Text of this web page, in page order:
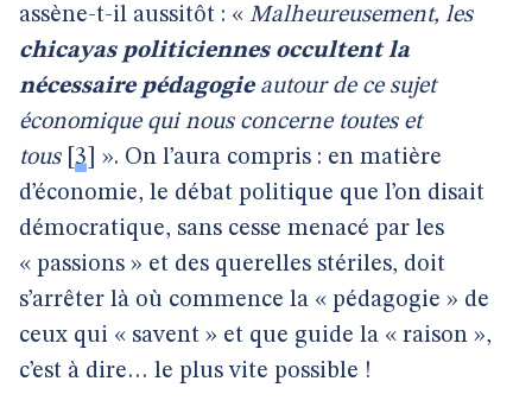
assène-t-il aussitôt : « Malheureusement, les
chicayas politiciennes occultent la
nécessaire pédagogieautour de ce sujet
économique qui nous concerne toutes et
tous[ 3
». On l’aura compris : en matière
d’économie, le débat politique que l’on disait
démocratique, sans cesse menacé par les
« passions » et des querelles stériles, doit
s’arrêter là où commence la « pédagogie » de
ceux qui « savent » et que guide la « raison »,
c’est à dire… le plus vite possible !